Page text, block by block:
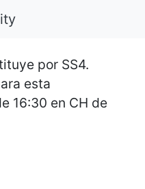
por SS4.
esta
16:30 en CH de